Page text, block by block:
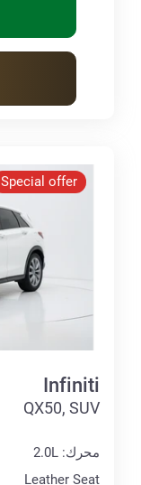
Special offer
Infiniti
QX50, SUV
محرك: 2.0L
Leather Seat